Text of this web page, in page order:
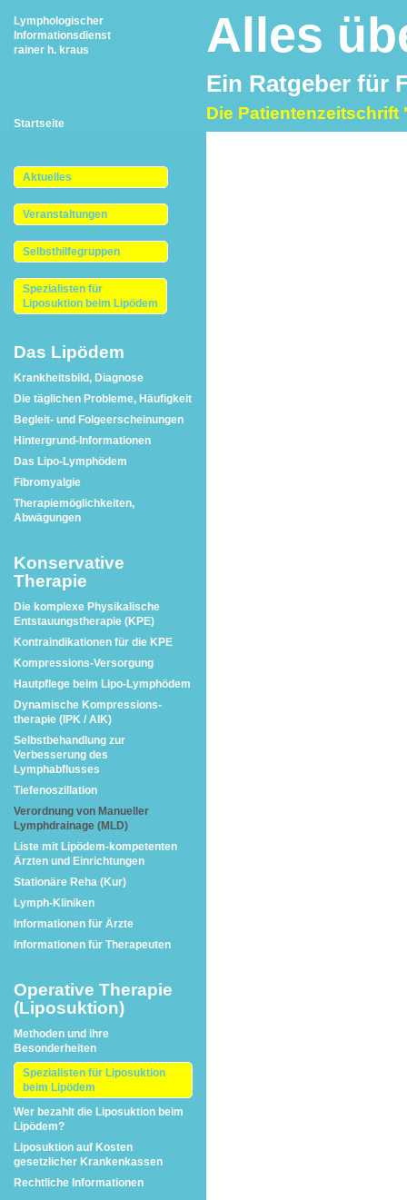
Lymphologischer
Informationsdienst
rainer h. kraus
Startseite
Aktuelles
Veranstaltungen
Selbsthilfegruppen
Spezialisten für
Liposuktion beim Lipödem
Das Lipödem
Krankheitsbild, Diagnose
Die täglichen Probleme, Häufigkeit
Begleit- und Folgeerscheinungen
Hintergrund-Informationen
Das Lipo-Lymphödem
Fibromyalgie
Therapiemöglichkeiten,
Abwägungen
Konservative
Therapie
Die komplexe Physikalische
Entstauungstherapie (KPE)
Kontraindikationen für die KPE
Kompressions-Versorgung
Hautpflege beim Lipo-Lymphödem
Dynamische Kompressions-
therapie (IPK / AIK)
Selbstbehandlung zur
Verbesserung des
Lymphabflusses
Tiefenoszillation
Verordnung von Manueller
Lymphdrainage (MLD)
Liste mit Lipödem-kompetenten
Ärzten und Einrichtungen
Stationäre Reha (Kur)
Lymph-Kliniken
Informationen für Ärzte
Informationen für Therapeuten
Operative Therapie
(Liposuktion)
Methoden und ihre
Besonderheiten
Spezialisten für Liposuktion
beim Lipödem
Wer bezahlt die Liposuktion beim
Lipödem?
Liposuktion auf Kosten
gesetzlicher Krankenkassen
Rechtliche Informationen
Alles
Ein Ratgeber für
Die Patientenzeitschrift